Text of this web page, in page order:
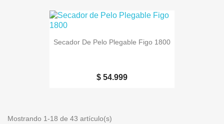
Secador De Pelo Plegable Figo 1800
$ 54.999
Mostrando 1-18 de 43 artículo(s)